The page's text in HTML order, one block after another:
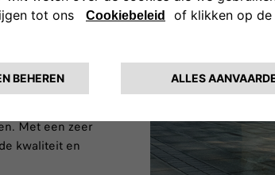
Met een zeer
kwaliteit en